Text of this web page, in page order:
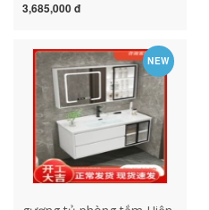
rửa chậu rửa tủ gương tủ
tủ gương phòng tắm
caesar
3,685,000 đ
NEW